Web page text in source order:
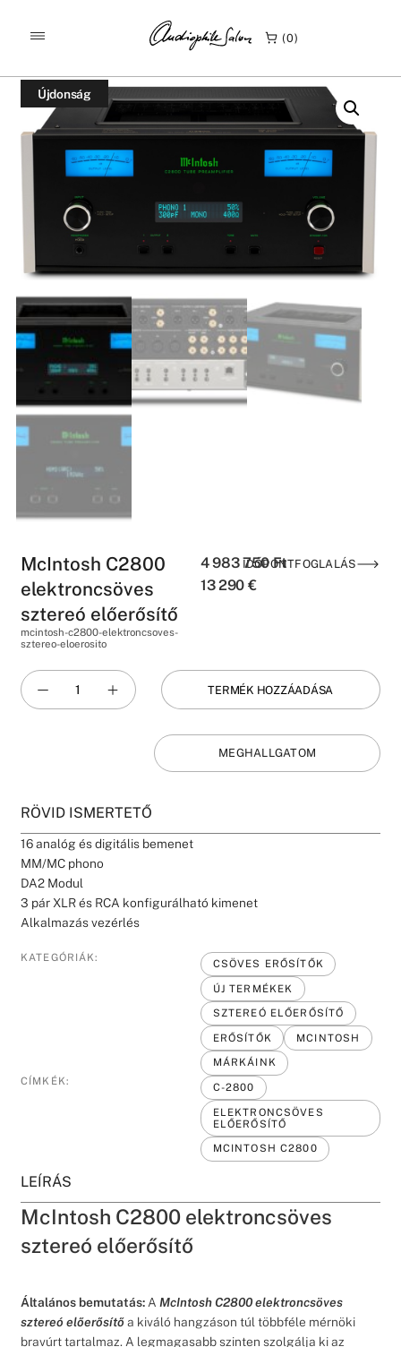
0
KEZDŐLAP TERMÉKEK
/
MCINTOSH C2800 ELEKTRONCSÖVES SZTEREÓ ELŐERŐSÍTŐ
Újdonság
IDŐPONTFOGLALÁS
McIntosh C2800
elektroncsöves
sztereó előerősítő
mcintosh-c2800-elektroncsoves-
sztereo-eloerosito
4 983 750Ft
13 290 €
TERMÉK HOZZÁADÁSA
MEGHALLGATOM
RÖVID ISMERTETŐ
16 analóg és digitális bemenet
MM/MC phono
DA2 Modul
3 pár XLR és RCA konfigurálható kimenet
Alkalmazás vezérlés
KATEGÓRIÁK:
CSÖVES ERŐSÍTŐK
ÚJ TERMÉKEK
SZTEREÓ ELŐERŐSÍTŐ
ERŐSÍTŐK
MCINTOSH
MÁRKÁINK
CÍMKÉK:
C-2800
ELEKTRONCSÖVES
ELŐERŐSÍTŐ
MCINTOSH C2800
LEÍRÁS
McIntosh C2800 elektroncsöves
sztereó előerősítő
Általános bemutatás:A McIntosh C2800 elektroncsöves
sztereó előerősítőa kiváló hangzáson túl többféle mérnöki
bravúrt tartalmaz. A legmagasabb szinten szolgálja ki az